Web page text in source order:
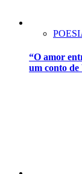
“O amor
um conto